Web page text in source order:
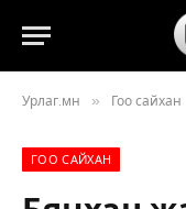
Урлаг.мн » Гоо сайхан
ГОО САЙХАН